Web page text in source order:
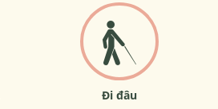
Đi đâu